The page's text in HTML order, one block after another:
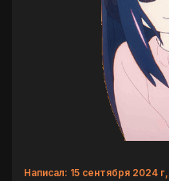
Написал: 15 сентября 2024 г,